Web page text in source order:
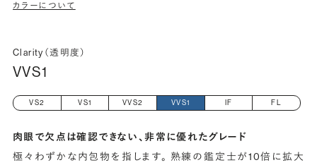
カラーについて
Clarity（透明度）
VVS1
VS2 VS1 VVS2 VVS1 IF FL
肉眼で欠点は確認できない、非常に優れたグレード
極々わずかな内包物を指します。 熟練の鑑定士が10倍に拡大